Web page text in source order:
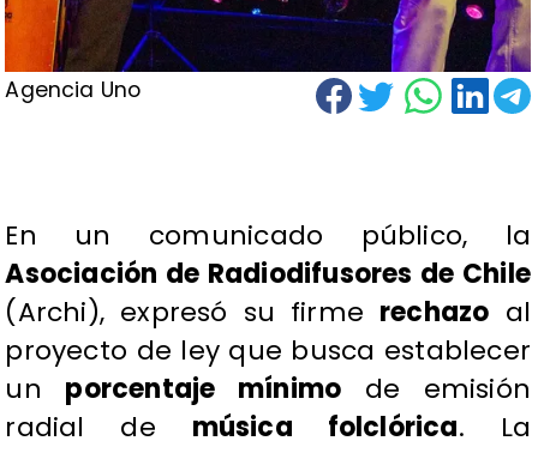
Agencia Uno
En un comunicado público, la
Asociación de Radiodifusores de Chile
(Archi), expresó su firme rechazo al
proyecto de ley que busca establecer
un porcentaje mínimo de emisión
radial de música folclórica. La